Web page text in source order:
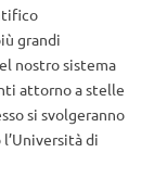
grandi
nostro sistema
attorno a stelle
si svolgeranno
di